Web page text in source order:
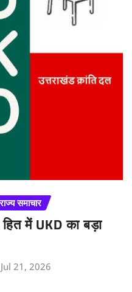
राज्य समाचार
में UKD का बड़ा
Jul 21, 2026